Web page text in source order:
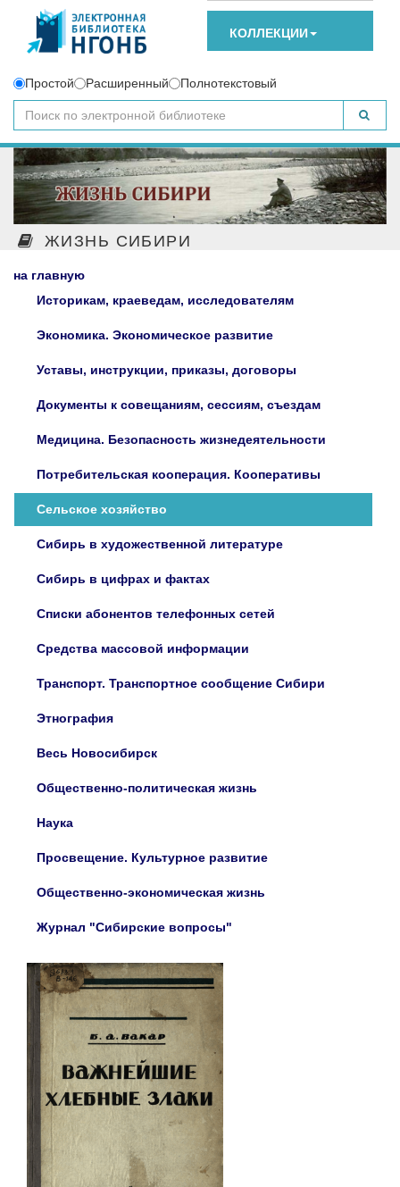
КОЛЛЕКЦИИ
Простой Расширенный Полнотекстовый
ЖИЗНЬ СИБИРИ
на главную
Историкам, краеведам, исследователям
Экономика. Экономическое развитие
Уставы, инструкции, приказы, договоры
Документы к совещаниям, сессиям, съездам
Медицина. Безопасность жизнедеятельности
Потребительская кооперация. Кооперативы
Сельское хозяйство
Сибирь в художественной литературе
Сибирь в цифрах и фактах
Списки абонентов телефонных сетей
Средства массовой информации
Транспорт. Транспортное сообщение Сибири
Этнография
Весь Новосибирск
Общественно-политическая жизнь
Наука
Просвещение. Культурное развитие
Общественно-экономическая жизнь
Журнал "Сибирские вопросы"